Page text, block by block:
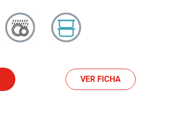
VER FICHA